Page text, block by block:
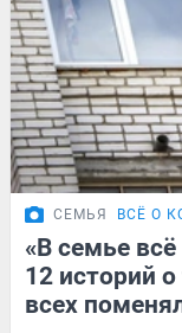
СЕМЬЯ ВСЁ О
«В семье
12 историй
всех